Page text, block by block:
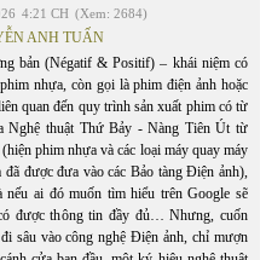
4:21 CH (Xem: 2684)
ANH TUẤN
bản (Négatif & Positif) – khái niệm có
nhựa, còn gọi là phim điện ảnh hoặc
quan đến quy trình sản xuất phim có từ
Nghệ thuật Thứ Bảy - Nàng Tiên Út từ
phim nhựa và các loại máy quay máy
được đưa vào các Bảo tàng Điện ảnh),
nếu ai đó muốn tìm hiểu trên Google sẽ
được thông tin đầy đủ… Nhưng, cuốn
sâu vào công nghệ Điện ảnh, chỉ mượn